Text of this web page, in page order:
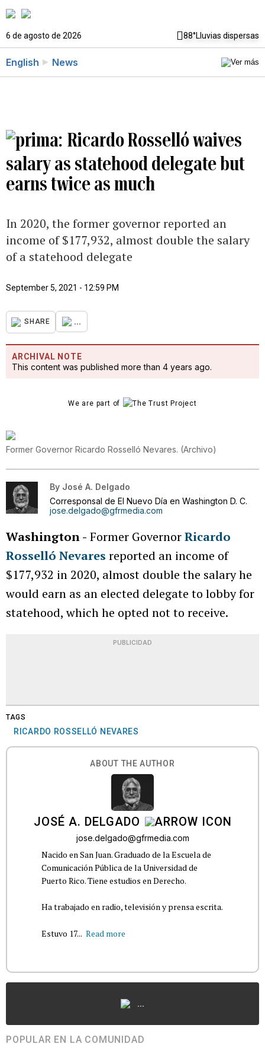
6 de agosto de 2026 88°Lluvias dispersas
English News
Ricardo Rosselló waives
salary as statehood delegate but
earns twice as much
In 2020, the former governor reported an
income of $177,932, almost double the salary
of a statehood delegate
September 5, 2021 - 12:59 PM
SHARE ...
ARCHIVAL NOTE
This content was published more than 4 years ago.
We are part of
Former Governor Ricardo Rosselló Nevares. (Archivo)
By José A. Delgado
Corresponsal de El Nuevo Día en Washington D. C.
jose.delgado@gfrmedia.com
Washington - Former GovernorRicardo
Rosselló Nevares reported an income of
$177,932 in 2020, almost double the salary he
would earn as an elected delegate to lobby for
statehood, which he opted not to receive.
PUBLICIDAD
TAGS
RICARDO ROSSELLÓ NEVARES
ABOUT THE AUTHOR
JOSÉ A. DELGADO
jose.delgado@gfrmedia.com
Nacido en San Juan. Graduado de la Escuela de
Comunicación Pública de la Universidad de
Puerto Rico. Tiene estudios en Derecho.
Ha trabajado en radio, televisión y prensa escrita.
Estuvo 17... Read more
...
POPULAR EN LA COMUNIDAD